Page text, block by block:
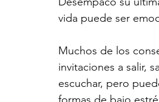
vida puede ser
Muchos de los
invitaciones a salir,
escuchar, pero